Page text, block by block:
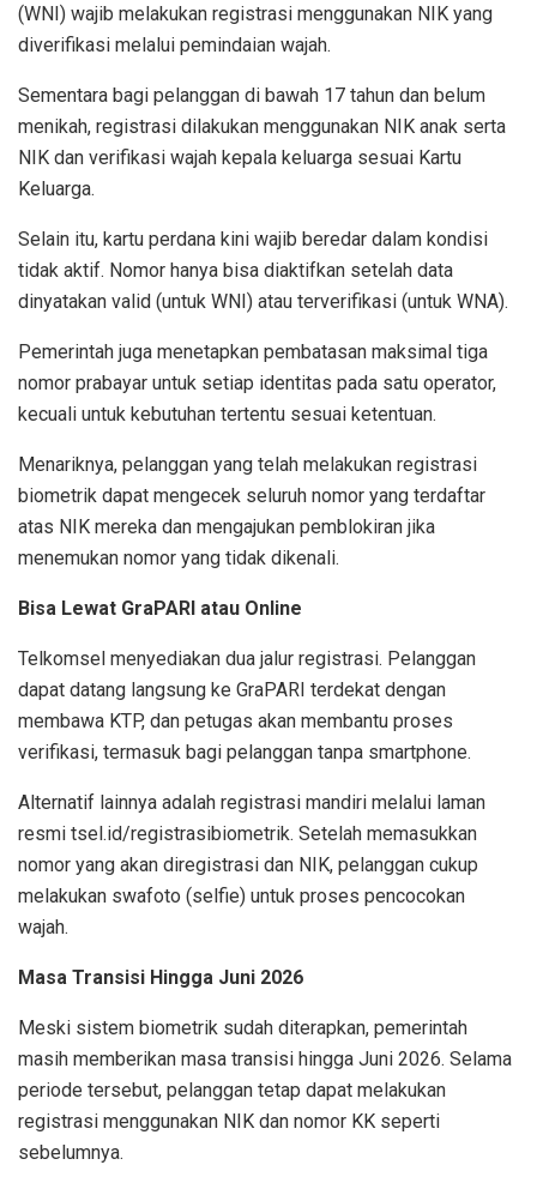
(WNI) wajib melakukan registrasi menggunakan NIK yang
diverifikasi melalui pemindaian wajah.
Sementara bagi pelanggan di bawah 17 tahun dan belum
menikah, registrasi dilakukan menggunakan NIK anak serta
NIK dan verifikasi wajah kepala keluarga sesuai Kartu
Keluarga.
Selain itu, kartu perdana kini wajib beredar dalam kondisi
tidak aktif. Nomor hanya bisa diaktifkan setelah data
dinyatakan valid (untuk WNI) atau terverifikasi (untuk WNA).
Pemerintah juga menetapkan pembatasan maksimal tiga
nomor prabayar untuk setiap identitas pada satu operator,
kecuali untuk kebutuhan tertentu sesuai ketentuan.
Menariknya, pelanggan yang telah melakukan registrasi
biometrik dapat mengecek seluruh nomor yang terdaftar
atas NIK mereka dan mengajukan pemblokiran jika
menemukan nomor yang tidak dikenali.
Bisa Lewat GraPARI atau Online
Telkomsel menyediakan dua jalur registrasi. Pelanggan
dapat datang langsung ke GraPARI terdekat dengan
membawa KTP, dan petugas akan membantu proses
verifikasi, termasuk bagi pelanggan tanpa smartphone.
Alternatif lainnya adalah registrasi mandiri melalui laman
resmi tsel.id/registrasibiometrik. Setelah memasukkan
nomor yang akan diregistrasi dan NIK, pelanggan cukup
melakukan swafoto (selfie) untuk proses pencocokan
wajah.
Masa Transisi Hingga Juni 2026
Meski sistem biometrik sudah diterapkan, pemerintah
masih memberikan masa transisi hingga Juni 2026. Selama
periode tersebut, pelanggan tetap dapat melakukan
registrasi menggunakan NIK dan nomor KK seperti
sebelumnya.